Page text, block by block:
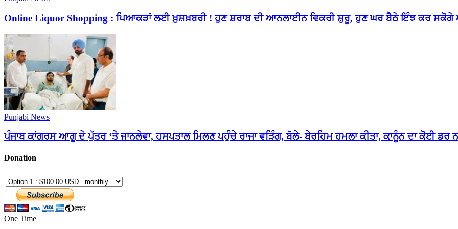
Online Liquor Shopping : ਪਿਆਕੜਾਂ ਲਈ ਖ਼ੁਸ਼ਖ਼ਬਰੀ ! ਹੁਣ ਸ਼ਰਾਬ ਦੀ ਆਨਲਾਈਨ ਵਿਕਰੀ ਸ਼ੁਰੂ, ਹੁਣ ਘਰ ਬੈਠੇ ਇੰਝ ਕਰ
Punjabi News
ਪੰਜਾਬ ਕਾਂਗਰਸ ਆਗੂ ਦੇ ਪੁੱਤਰ ‘ਤੇ ਜਾਨਲੇਵਾ, ਹਸਪਤਾਲ ਮਿਲਣ ਪਹੁੰਚੇ ਰਾਜਾ ਵੜਿੰਗ, ਬੋਲੇ- ਬੇਰਹਿਮ ਹਮਲਾ ਕੀਤਾ, ਕਾਨੂੰਨ ਦਾ ਕੋਈ ਡਰ
Donation
One Time